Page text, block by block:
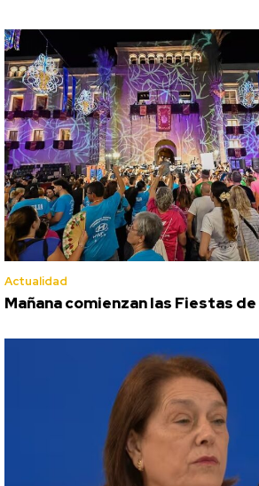
Actualidad
Mañana comienzan las Fiestas de